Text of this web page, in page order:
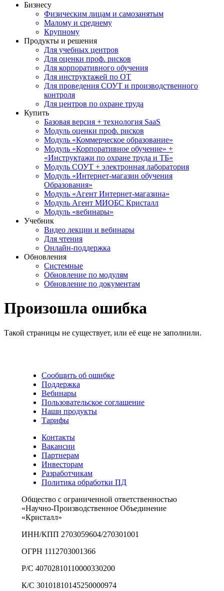
Бизнесу
Физическим лицам и самозанятым
Малому и среднему
Крупному
Продукты и решения
Для учебных центров
Для оценки проф. рисков
Для корпоративного обучения
Для инструктажей по ОТ
Для проведения СОУТ и производственного
контроля
Для центров по охране труда
Купить
Базовая версия + технология SaaS
Модуль оценки проф. рисков
Модуль «Коммерческое образование»
Модуль «Корпоративное обучение» +
«Инструктажи по охране труда и ТБ»
Модуль СОУТ + электронная лаборатория
Модуль «Интернет-магазин обучения
Образования»
Модуль «Агент Интернет-магазина»
Модуль Агент МИОБС Кристалл
Модуль «вебинары»
Учебник
Видео лекции и вебинары
Для чтения
Онлайн-поддержка
Обновления
Системные
Обновление по модулям
Обновление по документам
Произошла ошибка
Такой страницы не существует, или её еще не заполнили.
Сообщить об ошибке
Поддержка
Вебинары
Пользовательское соглашение
Наши продукты
Тарифы
Контакты
Вакансии
Партнерам
Инвесторам
Разработчикам
Политика обработки ПД
Общество с ограниченной ответственностью
«Научно-Производственное Объединение
«Кристалл»
ИНН/КПП 2703059604/270301001
ОГРН 1112703001366
Р/С 40702810110000330200
К/С 30101810145250000974